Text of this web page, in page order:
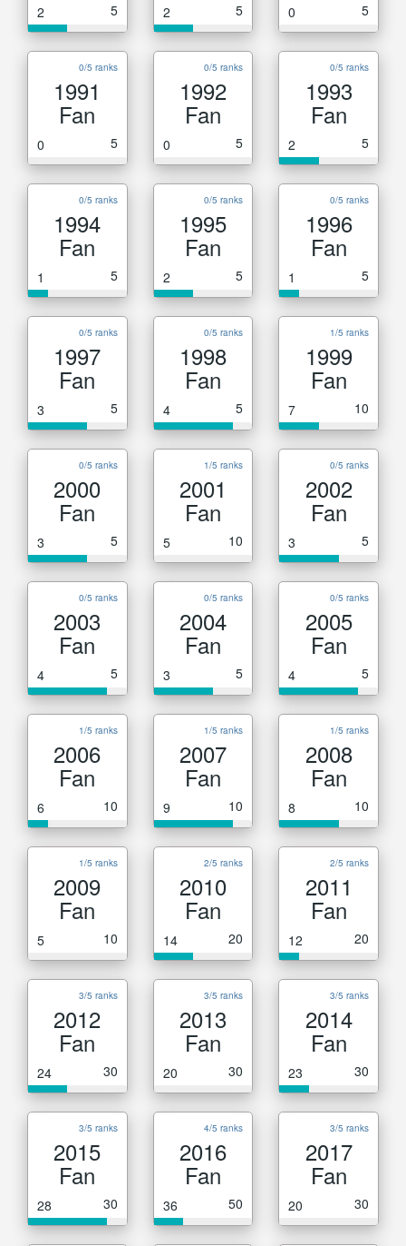
2 5 2 5 0 5
0/5 ranks
1991
Fan
0 5
0/5 ranks
1992
Fan
0 5
0/5 ranks
1993
Fan
2 5
0/5 ranks
1994
Fan
1 5
0/5 ranks
1995
Fan
2 5
0/5 ranks
1996
Fan
1 5
0/5 ranks
1997
Fan
3 5
0/5 ranks
1998
Fan
4 5
1/5 ranks
1999
Fan
7 10
0/5 ranks
2000
Fan
3 5
1/5 ranks
2001
Fan
5 10
0/5 ranks
2002
Fan
3 5
0/5 ranks
2003
Fan
4 5
0/5 ranks
2004
Fan
3 5
0/5 ranks
2005
Fan
4 5
1/5 ranks
2006
Fan
6 10
1/5 ranks
2007
Fan
9 10
1/5 ranks
2008
Fan
8 10
1/5 ranks
2009
Fan
5 10
2/5 ranks
2010
Fan
14 20
2/5 ranks
2011
Fan
12 20
3/5 ranks
2012
Fan
24 30
3/5 ranks
2013
Fan
20 30
3/5 ranks
2014
Fan
23 30
3/5 ranks
2015
Fan
28 30
4/5 ranks
2016
Fan
36 50
3/5 ranks
2017
Fan
20 30